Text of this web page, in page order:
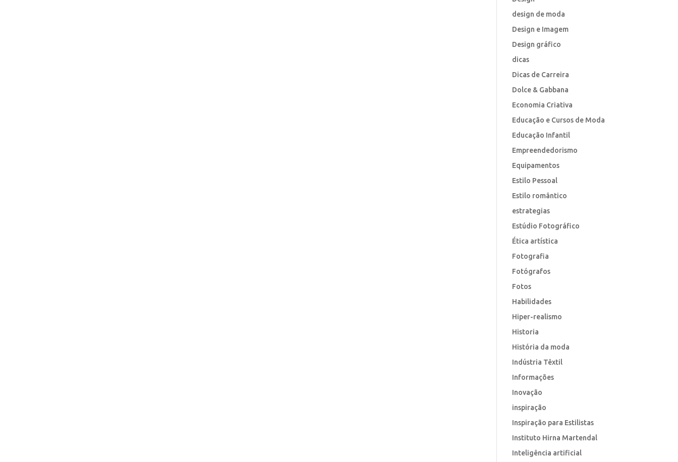
design de moda
Design e Imagem
Design gráfico
dicas
Dicas de Carreira
Dolce & Gabbana
Economia Criativa
Educação e Cursos de Moda
Educação Infantil
Empreendedorismo
Equipamentos
Estilo Pessoal
Estilo romântico
estrategias
Estúdio Fotográfico
Ética artística
Fotografia
Fotógrafos
Fotos
Habilidades
Hiper-realismo
Historia
História da moda
Indústria Têxtil
Informações
Inovação
inspiração
Inspiração para Estilistas
Instituto Hirna Martendal
Inteligência artificial